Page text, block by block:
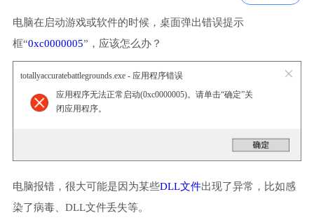
电脑在启动游戏或软件的时候，桌面弹出错误提示
框“0xc0000005”，应该怎么办？
totallyaccuratebattlegrounds.exe - 应用程序错误
应用程序无法正常启动(0xc0000005)。请单击“确定”关
闭应用程序。
电脑报错，很大可能是因为某些DLL文件出现了异常，比如感
染了病毒、DLL文件丢失等。